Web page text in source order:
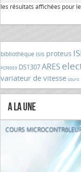
les résultats affichées pour
bibliothèque isis proteus
PCF8583 DS1307ARES
variateur de vitesse cours
A la Une
COURS